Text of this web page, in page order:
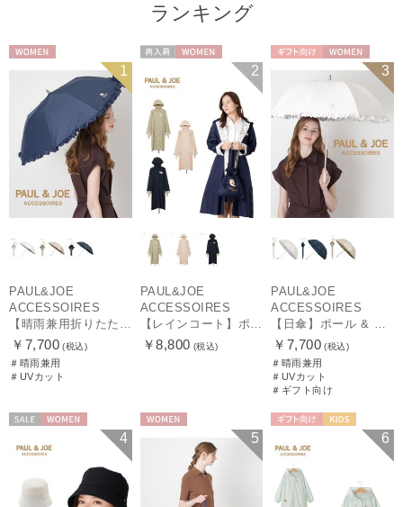
ランキング
1
PAUL&JOE
ACCESSOIRES
￥7,700 (税込)
＃晴雨兼用
＃UVカット
2
PAUL&JOE
ACCESSOIRES
￥8,800 (税込)
WOMEN 3
PAUL&JOE
ACCESSOIRES
￥7,700 (税込)
＃晴雨兼用
＃UVカット
＃ギフト向け
4 5 6